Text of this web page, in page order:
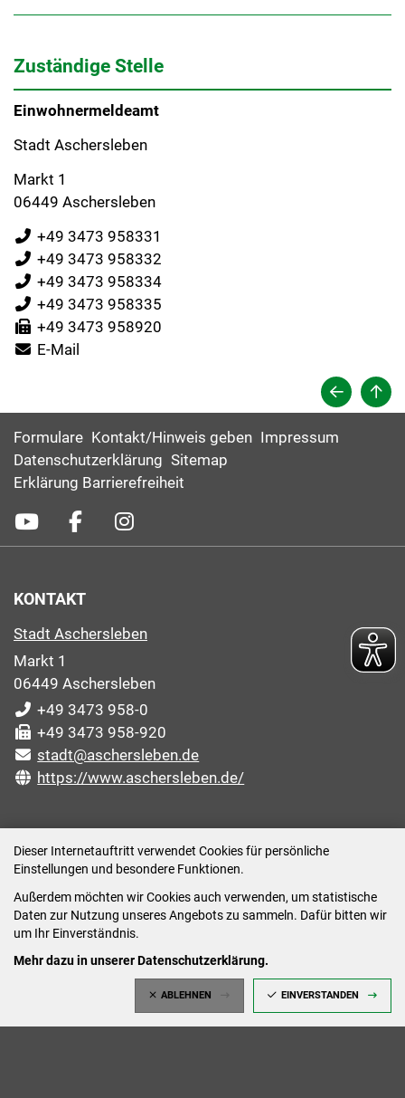
Dieser Internetauftritt verwendet Cookies für persönliche
Einstellungen und besondere Funktionen.
Außerdem möchten wir Cookies auch verwenden, um statistische
Daten zur Nutzung unseres Angebots zu sammeln. Dafür bitten wir
um Ihr Einverständnis.
Mehr dazu in unserer Datenschutzerklärung.
ABLEHNEN EINVERSTANDEN
Zuständige Stelle
Einwohnermeldeamt
Stadt Aschersleben
Markt 1
06449 Aschersleben
+49 3473 958331
+49 3473 958332
+49 3473 958334
+49 3473 958335
+49 3473 958920
E-Mail
Formulare Kontakt/Hinweis geben Impressum
Datenschutzerklärung Sitemap
Erklärung Barrierefreiheit
KONTAKT
Stadt Aschersleben
Markt 1
06449 Aschersleben
+49 3473 958-0
+49 3473 958-920
stadt@aschersleben.de
https://www.aschersleben.de/
Montag: 09:00-12:00 /14:00-15:00 Uhr
Dienstag: 09:00-12:00 /14:00-16:00 Uhr
Mittwoch: 09:00 - 12:00 Uhr (nach vorheriger
Donnerstag: 09:00-12:00 /14:00-18:00 Uhr
Freitag: 09:00-12:00 Uhr